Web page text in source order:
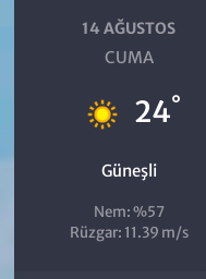
14 AĞUSTOS
CUMA
24°
Güneşli
Nem: %57
Rüzgar: 11.39 m/s